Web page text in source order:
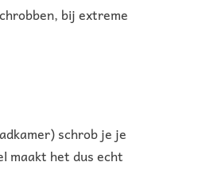
bij extreme
schrob je je
maakt het dus echt